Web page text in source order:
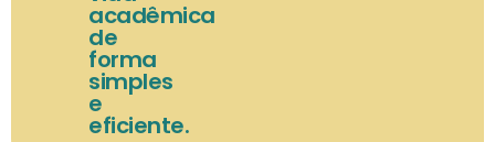
acadêmica
de
forma
simples
e
eficiente.